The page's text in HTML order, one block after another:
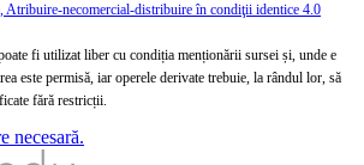
necomercial-distribuire în condiţii identice 4.0
fi utilizat liber cu condiția menționării sursei și, unde e
este permisă, iar operele derivate trebuie, la rândul lor, să
fără restricții.
necesară.